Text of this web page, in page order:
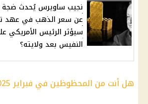
نجيب ساويرس يُحدث ضجة
عن سعر الذهب في عهد
سيؤثر الرئيس الأمريكي
النفيس بعد ولايته؟
هل أنت من المحظوظين في فبراير 2025؟